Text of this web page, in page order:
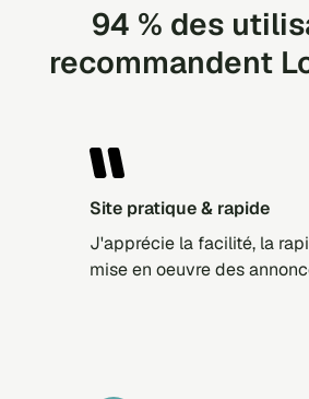
94 % des
recommandent
Site pratique & rapide
J'apprécie la facilité, la
mise en oeuvre des